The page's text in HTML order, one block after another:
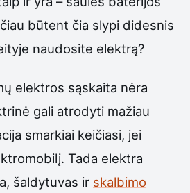
būtent čia slypi didesnis
naudosite elektrą?
elektros sąskaita nėra
gali atrodyti mažiau
smarkiai keičiasi, jei
Tada elektra
šaldytuvas ir skalbimo